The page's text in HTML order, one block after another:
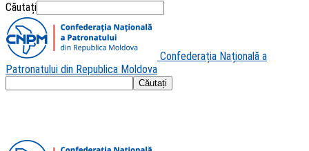
Căutați
Confederația Națională a
Patronatului din Republica Moldova